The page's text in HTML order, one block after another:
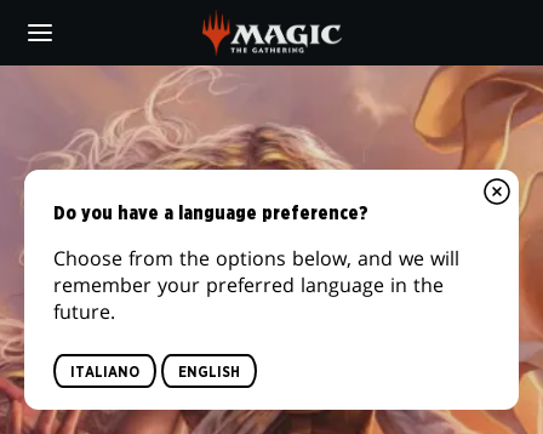
main
Do you have a language preference?
Choose from the options below, and we will
remember your preferred language in the
future.
ITALIANO ENGLISH